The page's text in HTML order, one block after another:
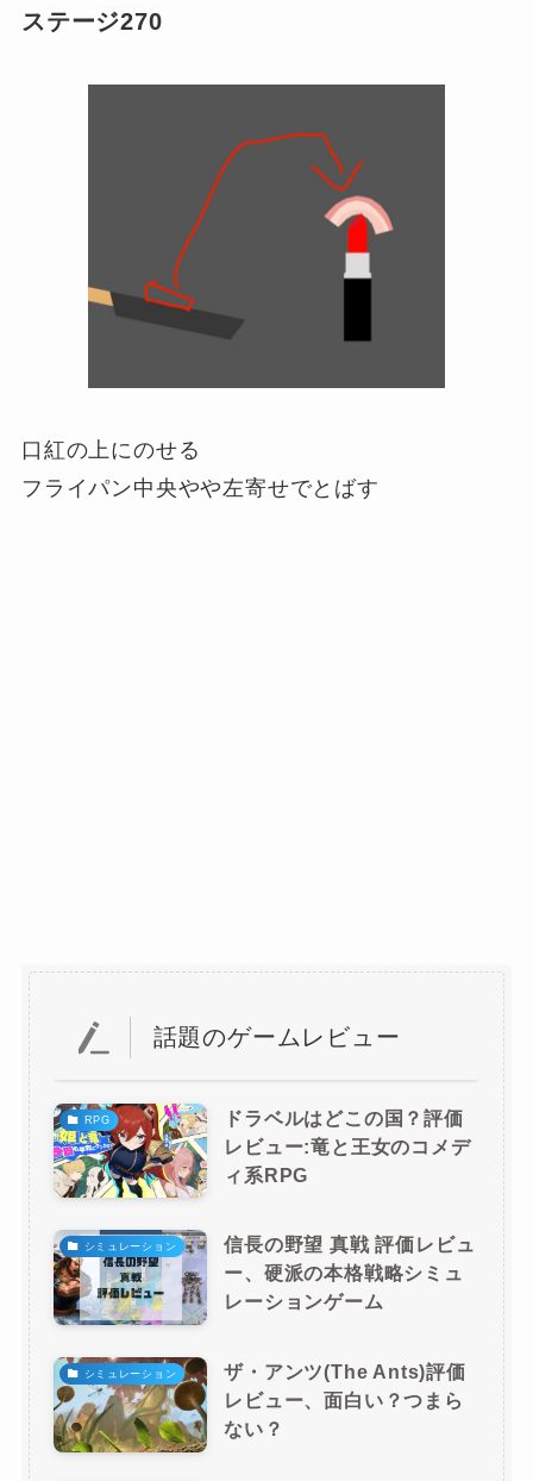
ステージ270
口紅の上にのせる
フライパン中央やや左寄せでとばす
話題のゲームレビュー
RPG
ドラベルはどこの国？評価
レビュー:竜と王女のコメデ
ィ系RPG
シミュレーション
信長の野望 真戦 評価レビュ
ー、硬派の本格戦略シミュ
レーションゲーム
シミュレーション
ザ・アンツ(The Ants)評価
レビュー、面白い？つまら
ない？